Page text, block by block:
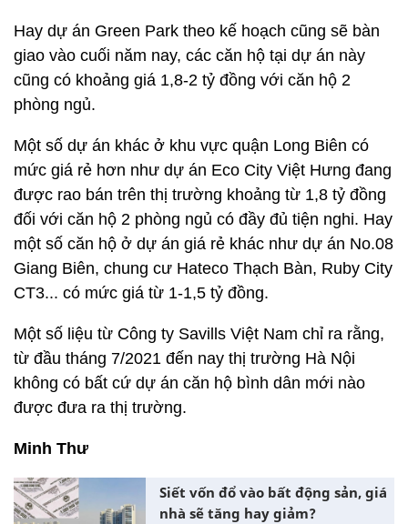
Hay dự án Green Park theo kế hoạch cũng sẽ bàn
giao vào cuối năm nay, các căn hộ tại dự án này
cũng có khoảng giá 1,8-2 tỷ đồng với căn hộ 2
phòng ngủ.
Một số dự án khác ở khu vực quận Long Biên có
mức giá rẻ hơn như dự án Eco City Việt Hưng đang
được rao bán trên thị trường khoảng từ 1,8 tỷ đồng
đối với căn hộ 2 phòng ngủ có đầy đủ tiện nghi. Hay
một số căn hộ ở dự án giá rẻ khác như dự án No.08
Giang Biên, chung cư Hateco Thạch Bàn, Ruby City
CT3... có mức giá từ 1-1,5 tỷ đồng.
Một số liệu từ Công ty Savills Việt Nam chỉ ra rằng,
từ đầu tháng 7/2021 đến nay thị trường Hà Nội
không có bất cứ dự án căn hộ bình dân mới nào
được đưa ra thị trường.
Minh Thư
Siết vốn đổ vào bất động sản, giá
nhà sẽ tăng hay giảm?